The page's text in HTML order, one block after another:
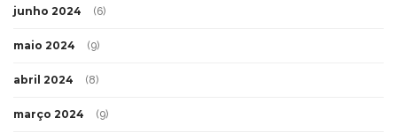
junho 2024 (6)
maio 2024 (9)
abril 2024 (8)
março 2024 (9)